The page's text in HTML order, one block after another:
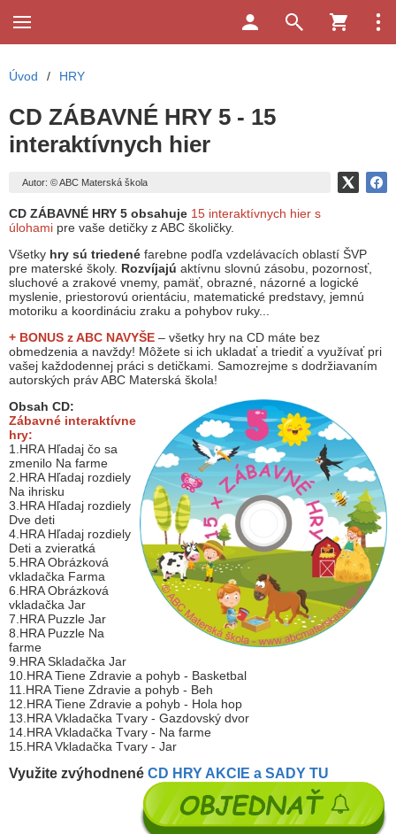
Úvod / HRY
CD ZÁBAVNÉ HRY 5 - 15
interaktívnych hier
Autor: © ABC Materská škola
CD ZÁBAVNÉ HRY 5 obsahuje 15 interaktívnych hier s
úlohami pre vaše detičky z ABC školičky.
Všetky hry sú triedené farebne podľa vzdelávacích oblastí ŠVP
pre materské školy. Rozvíjajú aktívnu slovnú zásobu, pozornosť,
sluchové a zrakové vnemy, pamäť, obrazné, názorné a logické
myslenie, priestorovú orientáciu, matematické predstavy, jemnú
motoriku a koordináciu zraku a pohybov ruky...
+ BONUS z ABC NAVYŠE – všetky hry na CD máte bez
obmedzenia a navždy! Môžete si ich ukladať a triediť a využívať pri
vašej každodennej práci s detičkami. Samozrejme s dodržiavaním
autorských práv ABC Materská škola!
Obsah CD:
Zábavné interaktívne
hry:
1.HRA Hľadaj čo sa
zmenilo Na farme
2.HRA Hľadaj rozdiely
Na ihrisku
3.HRA Hľadaj rozdiely
Dve deti
4.HRA Hľadaj rozdiely
Deti a zvieratká
5.HRA Obrázková
vkladačka Farma
6.HRA Obrázková
vkladačka Jar
7.HRA Puzzle Jar
8.HRA Puzzle Na
farme
9.HRA Skladačka Jar
10.HRA Tiene Zdravie a pohyb - Basketbal
11.HRA Tiene Zdravie a pohyb - Beh
12.HRA Tiene Zdravie a pohyb - Hola hop
13.HRA Vkladačka Tvary - Gazdovský dvor
14.HRA Vkladačka Tvary - Na farme
15.HRA Vkladačka Tvary - Jar
Využite zvýhodnené CD HRY AKCIE a SADY TU